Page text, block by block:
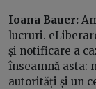
Ioana Bauer:
lucruri.
și notificare a
înseamnă asta:
autorități și un